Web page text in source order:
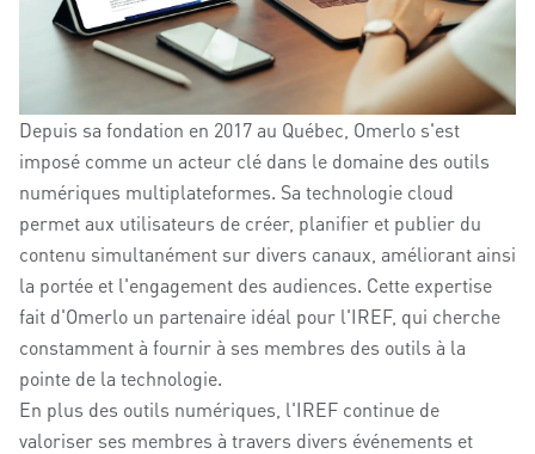
Depuis sa fondation en 2017 au Québec, Omerlo s'est
imposé comme un acteur clé dans le domaine des outils
numériques multiplateformes. Sa technologie cloud
permet aux utilisateurs de créer, planifier et publier du
contenu simultanément sur divers canaux, améliorant ainsi
la portée et l'engagement des audiences. Cette expertise
fait d'Omerlo un partenaire idéal pour l'IREF, qui cherche
constamment à fournir à ses membres des outils à la
pointe de la technologie.
En plus des outils numériques, l'IREF continue de
valoriser ses membres à travers divers événements et